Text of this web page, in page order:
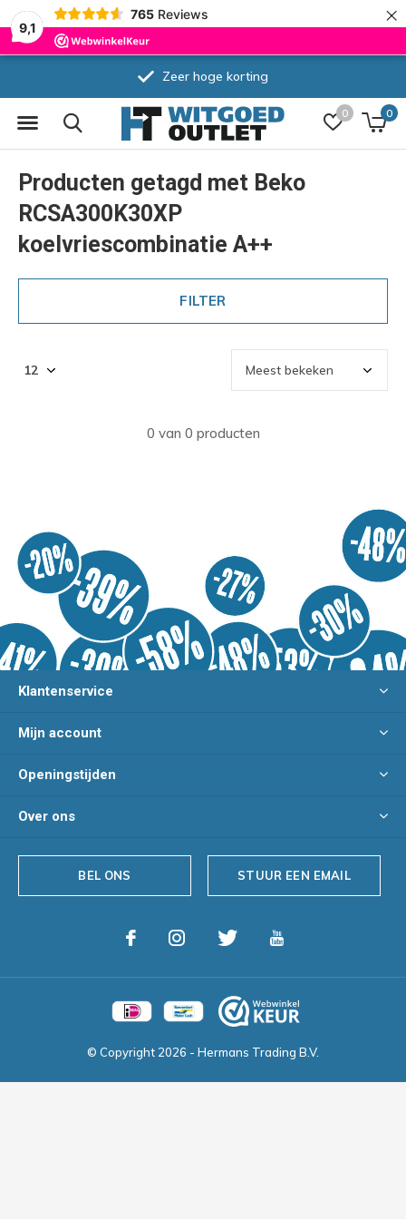
9,1
765 Reviews ×
0 0
Zeer hoge korting
Producten getagd met Beko
RCSA300K30XP
koelvriescombinatie A++
FILTER
0 van 0 producten
Klantenservice
Mijn account
Openingstijden
Over ons
BEL ONS STUUR EEN EMAIL
© Copyright 2026 - Hermans Trading B.V.